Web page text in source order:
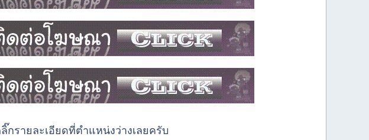
กรายละเอียดที่ตำแหน่งว่างเลยครับ